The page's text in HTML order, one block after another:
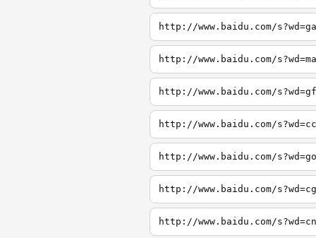
http://www.baidu.com/
http://www.baidu.com/
http://www.baidu.com/
http://www.baidu.com/
http://www.baidu.com/
http://www.baidu.com/
http://www.baidu.com/